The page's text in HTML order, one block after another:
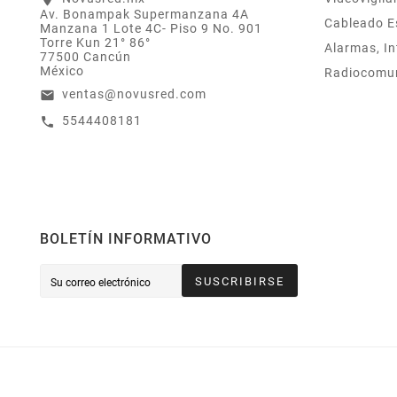
Total De Tu Compra,
El Cuál Podrás
Utilizar A Partir De
O Acumularlos.
Av. Bonampak Supermanzana 4A
Manzana 1 Lote 4C- Piso 9 No. 901
Torre Kun 21° 86°
77500 Cancún
México
email ventas@novusred.com
call 5544408181
Cableado
Alarmas,
BOLETÍN INFORMATIVO
SUSCRIBIRSE